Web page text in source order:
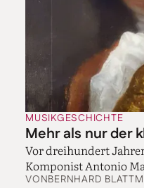
MUSIKGESCHICHTE
Mehr als nur der
Vor dreihundert
Komponist Antonio
VONBERNHARD